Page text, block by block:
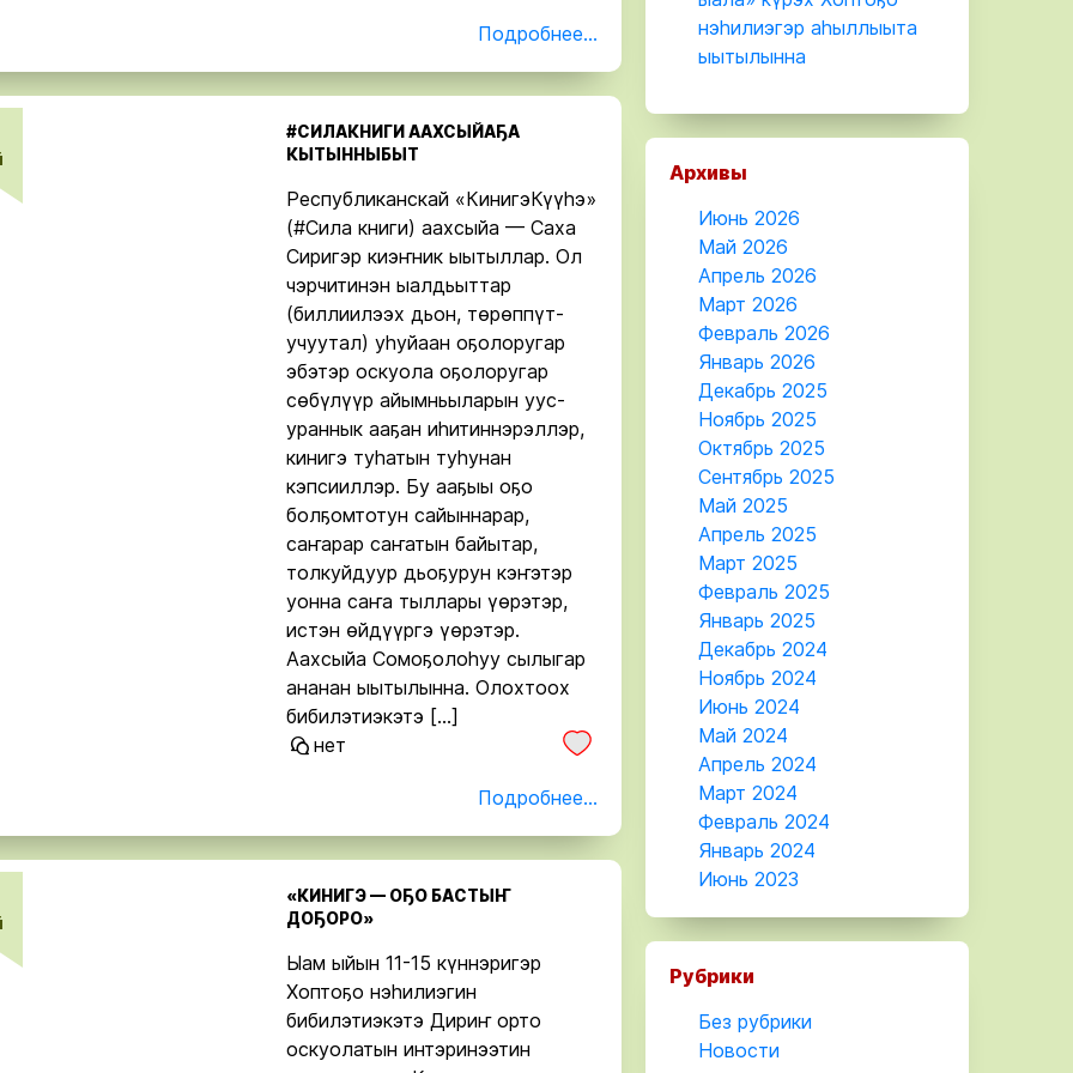
Подробнее...
#СИЛАКНИГИ ААХСЫЙАҔА
КЫТЫННЫБЫТ
Республиканскай «КинигэКүүһэ»
(#Сила книги) аахсыйа — Саха
Сиригэр киэҥник ыытыллар. Ол
чэрчитинэн ыалдьыттар
(биллиилээх дьон, төрөппүт-
учуутал) уһуйаан оҕолоругар
эбэтэр оскуола оҕолоругар
сөбүлүүр айымньыларын уус-
ураннык ааҕан иһитиннэрэллэр,
кинигэ туһатын туһунан
кэпсииллэр. Бу ааҕыы оҕо
болҕомтотун сайыннарар,
саҥарар саҥатын байытар,
толкуйдуур дьоҕурун кэҥэтэр
уонна саҥа тыллары үөрэтэр,
истэн өйдүүргэ үөрэтэр.
Аахсыйа Сомоҕолоһуу сылыгар
ананан ыытылынна. Олохтоох
бибилэтиэкэтэ […]
нет
Подробнее...
«КИНИГЭ — ОҔО БАСТЫҤ
ДОҔОРО»
Ыам ыйын 11-15 күннэригэр
Хоптоҕо нэһилиэгин
бибилэтиэкэтэ Дириҥ орто
оскуолатын интэринээтин
нэһилиэгэр аһыллыыта
ыытылынна
Архивы
Июнь 2026
Май 2026
Апрель 2026
Март 2026
Февраль 2026
Январь 2026
Декабрь 2025
Ноябрь 2025
Октябрь 2025
Сентябрь 2025
Май 2025
Апрель 2025
Март 2025
Февраль 2025
Январь 2025
Декабрь 2024
Ноябрь 2024
Июнь 2024
Май 2024
Апрель 2024
Март 2024
Февраль 2024
Январь 2024
Июнь 2023
Рубрики
Без рубрики
Новости